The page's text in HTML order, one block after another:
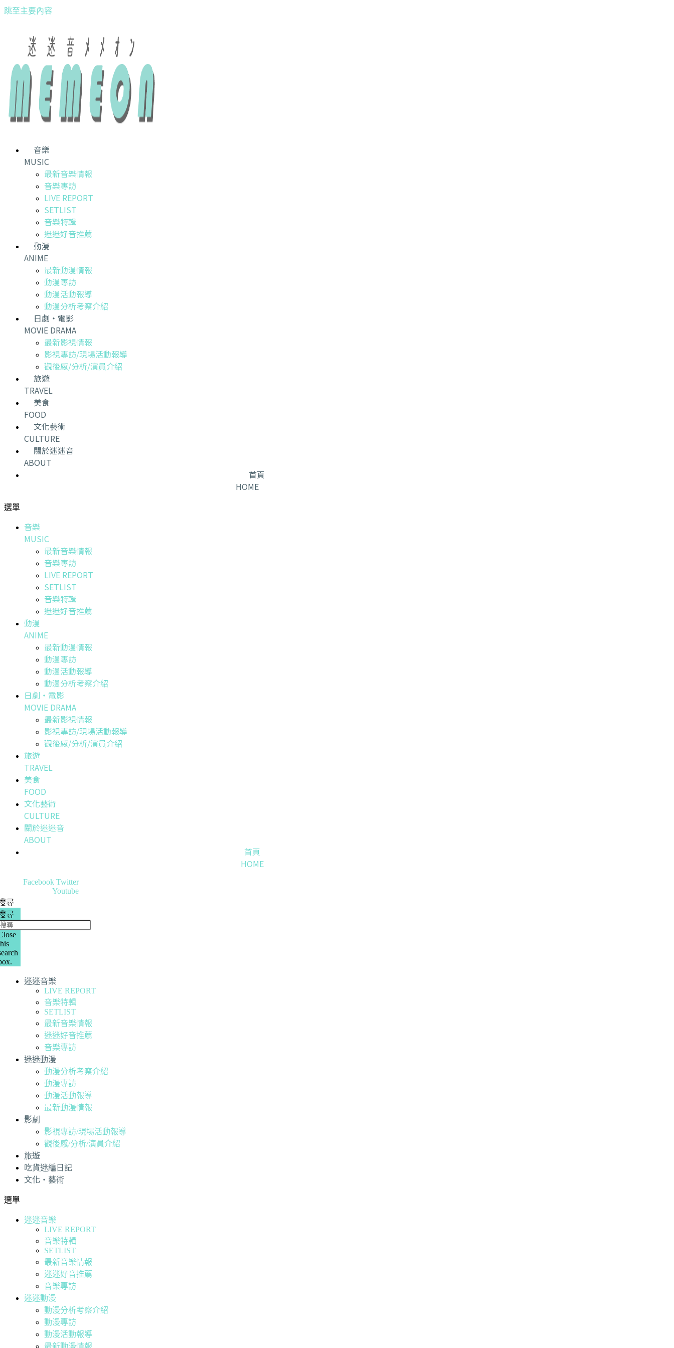
跳至主要內容
音樂
MUSIC
最新音樂情報
音樂專訪
LIVE REPORT
SETLIST
音樂特輯
迷迷好音推薦
動漫
ANIME
最新動漫情報
動漫專訪
動漫活動報導
動漫分析考察介紹
日劇・電影
MOVIE DRAMA
最新影視情報
影視專訪/現場活動報導
觀後感/分析/演員介紹
旅遊
TRAVEL
美食
FOOD
文化藝術
CULTURE
關於迷迷音
ABOUT
首頁
HOME
選單
音樂
MUSIC
最新音樂情報
音樂專訪
LIVE REPORT
SETLIST
音樂特輯
迷迷好音推薦
動漫
ANIME
最新動漫情報
動漫專訪
動漫活動報導
動漫分析考察介紹
日劇・電影
MOVIE DRAMA
最新影視情報
影視專訪/現場活動報導
觀後感/分析/演員介紹
旅遊
TRAVEL
美食
FOOD
文化藝術
CULTURE
關於迷迷音
ABOUT
首頁
HOME
Facebook Twitter
Youtube
尋
尋
迷迷音樂
LIVE REPORT
音樂特輯
SETLIST
最新音樂情報
迷迷好音推薦
音樂專訪
迷迷動漫
動漫分析考察介紹
動漫專訪
動漫活動報導
最新動漫情報
影劇
影視專訪/現場活動報導
觀後感/分析/演員介紹
旅遊
吃貨迷編日記
文化・藝術
選單
迷迷音樂
LIVE REPORT
音樂特輯
SETLIST
最新音樂情報
迷迷好音推薦
音樂專訪
迷迷動漫
動漫分析考察介紹
動漫專訪
動漫活動報導
最新動漫情報